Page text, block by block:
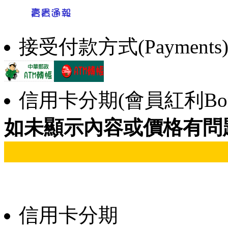
接受付款方式
信用卡分期(會員紅利
如未顯示內容或價格有
信用卡分期